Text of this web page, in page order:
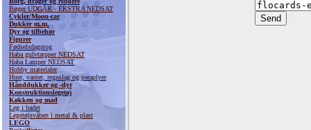
Bøger UDGÅR - EKSTRA NEDSAT
Cykler/Moon-car
Dukker m.m.
Dyr og tilbehør
Figurer
Fødselsdagstog
Haba gulvtæpper NEDSAT
Haba Lamper NEDSAT
Hobby materialer
Huer, vanter, regnslag og paraplyer
Hånddukker og -dyr
Konstruktionslegetøj
Køkken og mad
Leg i badet
Legetøjsvåben i metal & plast
LEGO